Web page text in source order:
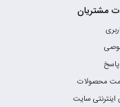
مشتریان
محصولات
سایت